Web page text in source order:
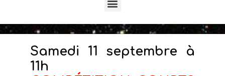
Samedi 11 septembre à
11h